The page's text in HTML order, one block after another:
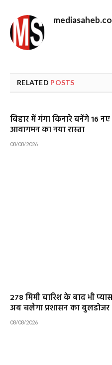
RELATED POSTS
बिहार में गंगा किनारे बनेंगे 16
आवागमन का नया रास्ता
08/08/2026
278 मिमी बारिश के बाद भी
अब चलेगा प्रशासन का बुलडोजर
08/08/2026